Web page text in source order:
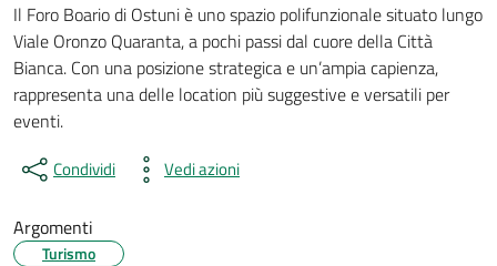
Il Foro Boario di Ostuni è uno spazio polifunzionale situato lungo
Viale Oronzo Quaranta, a pochi passi dal cuore della Città
Bianca. Con una posizione strategica e un’ampia capienza,
rappresenta una delle location più suggestive e versatili per
eventi..
Condividi Vedi azioni
Argomenti
Turismo